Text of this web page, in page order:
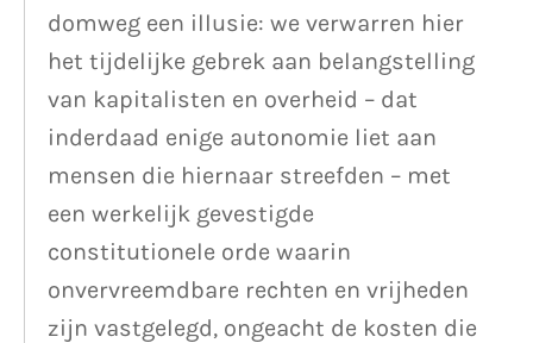
domweg een illusie: we verwarren hier
het tijdelijke gebrek aan belangstelling
van kapitalisten en overheid – dat
inderdaad enige autonomie liet aan
mensen die hiernaar streefden – met
een werkelijk gevestigde
constitutionele orde waarin
onvervreemdbare rechten en vrijheden
zijn vastgelegd, ongeacht de kosten die